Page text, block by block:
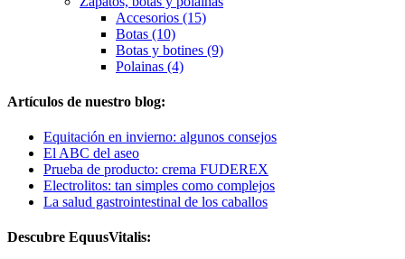
Accesorios (15)
Botas (10)
Botas y botines (9)
Polainas (4)
Artículos de nuestro blog:
Equitación en invierno: algunos consejos
El ABC del aseo
Prueba de producto: crema FUDEREX
Electrolitos: tan simples como complejos
La salud gastrointestinal de los caballos
Descubre EquusVitalis: